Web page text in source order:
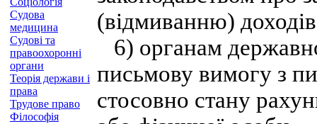
Судова
медицина
Судові та
правоохоронні
органи
Теорія держави і
права
Трудове право
Філософія
(відмиванню)
6) органам
письмову вимогу з
стосовно стану